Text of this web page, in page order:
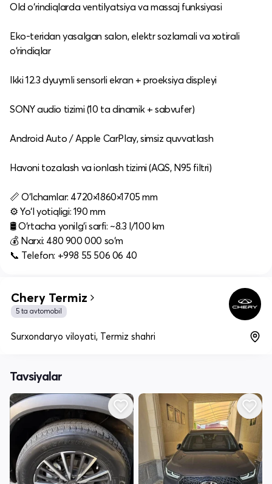
Old o‘rindiqlarda ventilyatsiya va massaj funksiyasi
Eko-teridan yasalgan salon, elektr sozlamali va xotirali
o‘rindiqlar
Ikki 12.3 dyuymli sensorli ekran + proeksiya displeyi
SONY audio tizimi (10 ta dinamik + sabvufer)
Android Auto / Apple CarPlay, simsiz quvvatlash
Havoni tozalash va ionlash tizimi (AQS, N95 filtri)
📏 O‘lchamlar: 4720×1860×1705 mm
⚙️ Yo‘l yotiqligi: 190 mm
🛢 O‘rtacha yonilg‘i sarfi: ~8.3 l/100 km
💰 Narxi: 480 900 000 so‘m
📞 Telefon: +998 55 506 06 40
Chery Termiz
5 ta avtomobil
Surxondaryo viloyati, Termiz shahri
Tavsiyalar